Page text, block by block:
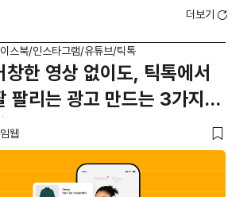
더보기
스북/인스타그램/유튜브/틱톡
창한 영상 없이도, 틱톡에서
팔리는 광고 만드는 3가지
법
웹